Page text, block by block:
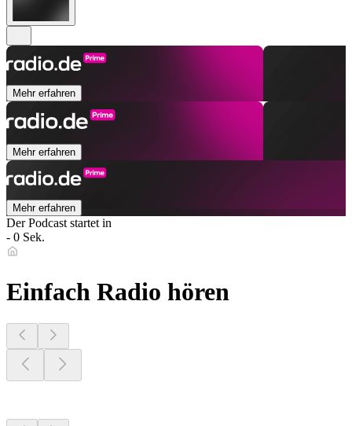
Mehr erfahren
Mehr erfahren
Mehr erfahren
Der Podcast startet in
- 0 Sek.
Einfach Radio hören